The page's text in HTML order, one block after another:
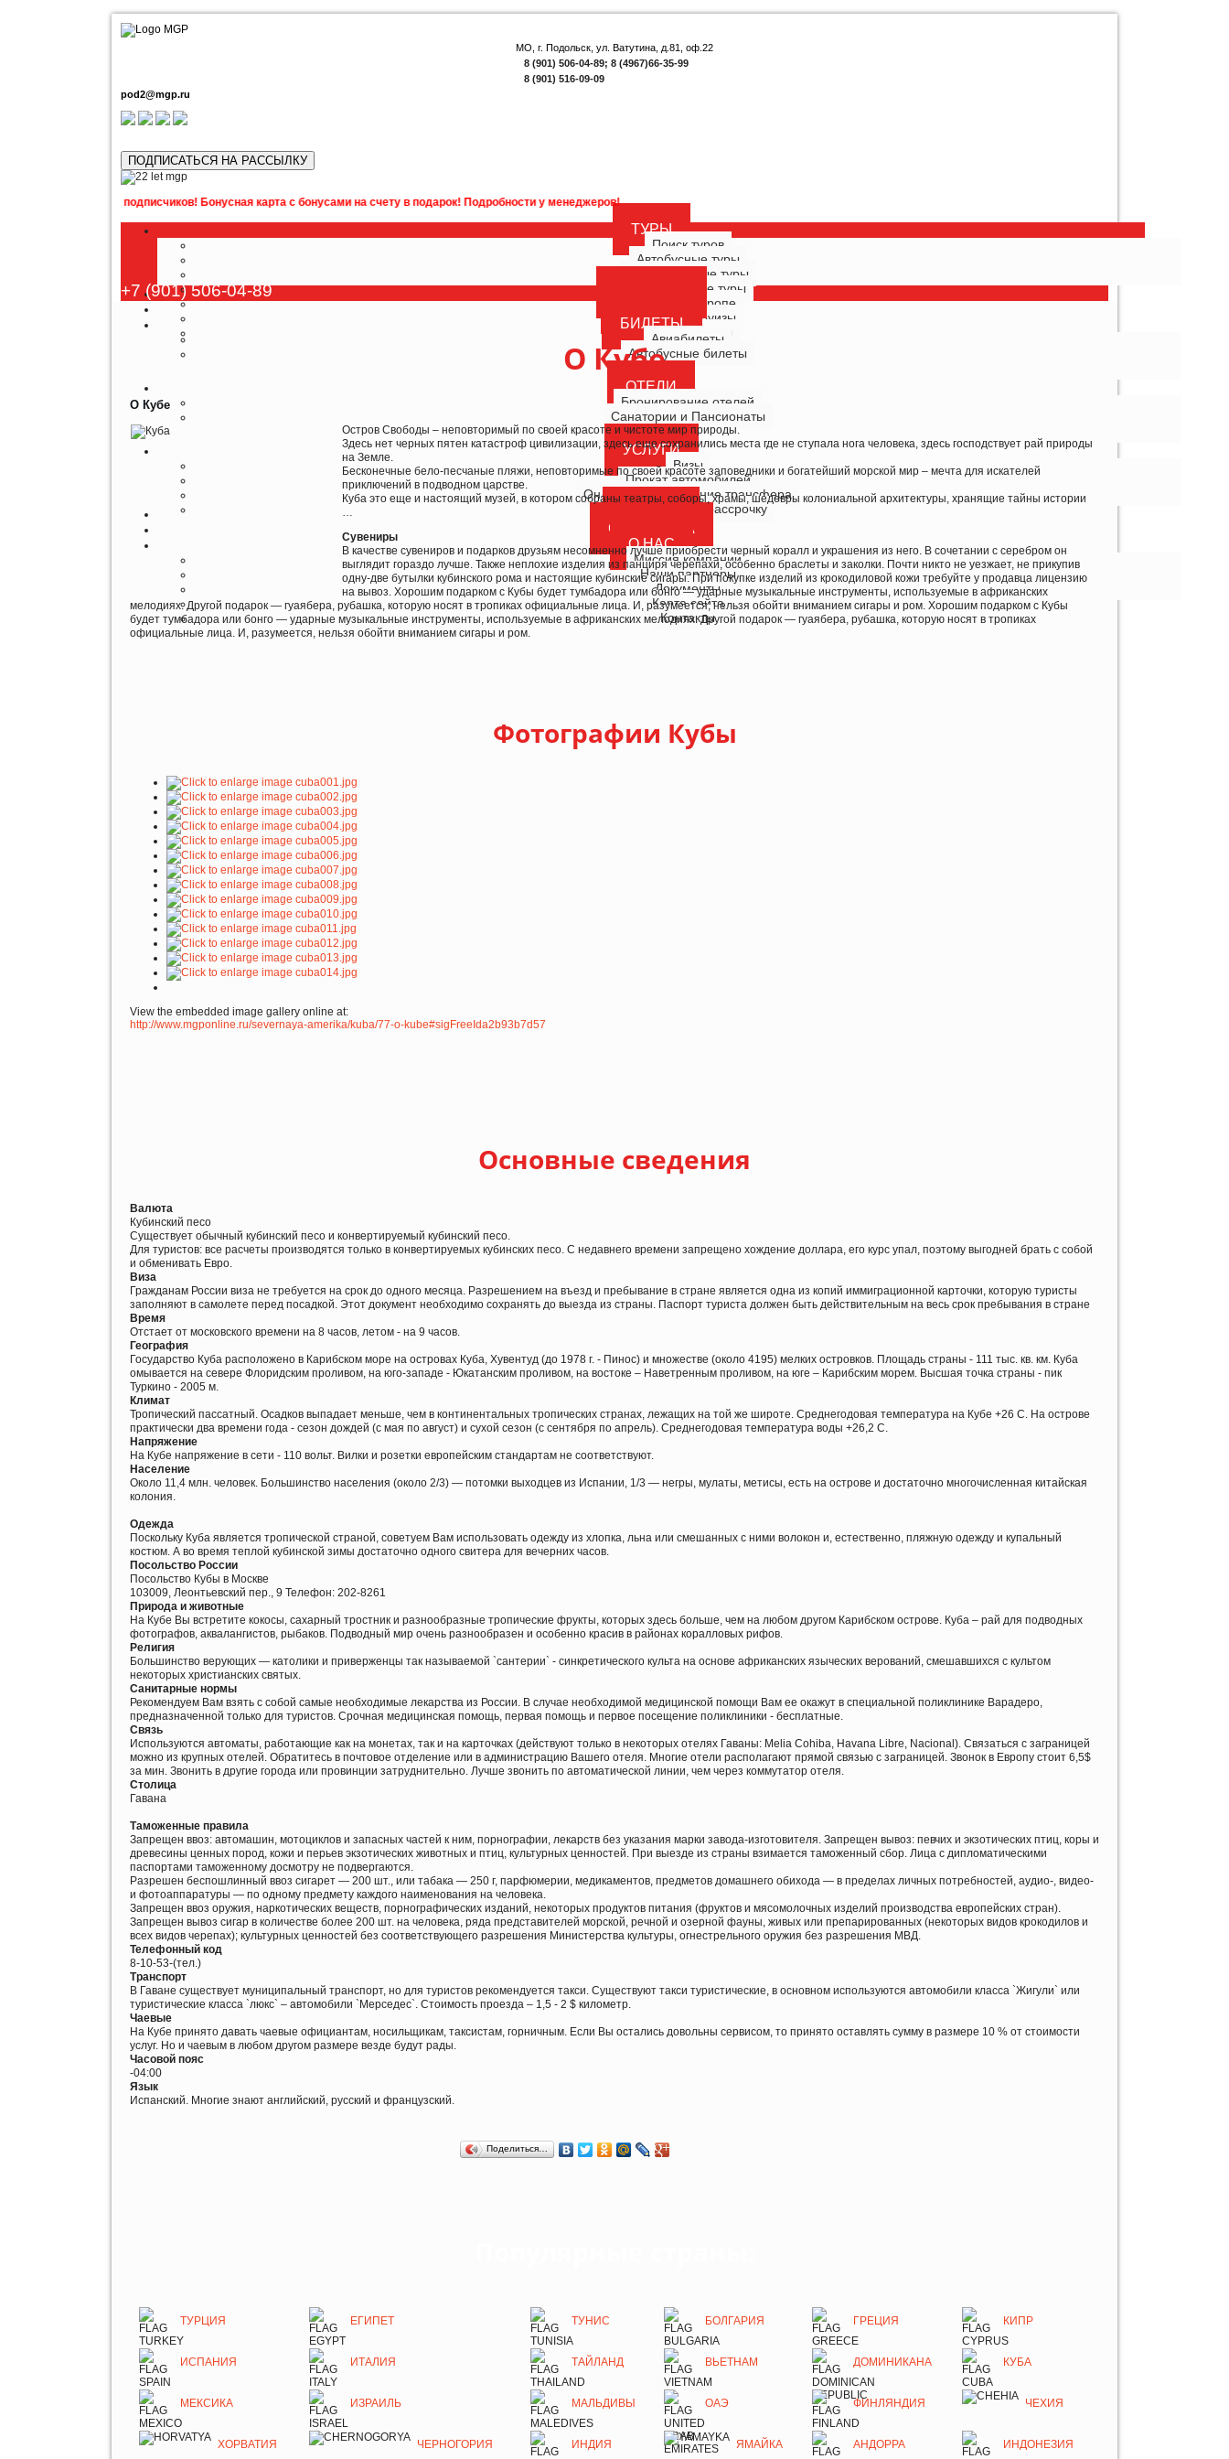
МО, г. Подольск, ул. Ватутина, д.81, оф.22
8 (901) 506-04-89; 8 (4967)66-35-99
8 (901) 516-09-09
pod2@mgp.ru
ПОДПИСАТЬСЯ НА РАССЫЛКУ
наших подписчиков! Бонусная карта с бонусами на счету в подарок! Подробности у менеджеров!
ТУРЫ
Поиск туров
Автобусные туры
Многодневные туры
Однодневные туры
Туры по Европе
Морские круизы
Речные круизы
БИЛЕТЫ
Авиабилеты
Автобусные билеты
ОТЕЛИ
Бронирование отелей
Санатории и Пансионаты
УСЛУГИ
Визы
Прокат автомобилей
Онлайн-бронирование трансфера
Туры в кредит и рассрочку
СТРАХОВКА
О НАС
Миссия компании
Наши партнеры
Документы
Карта сайта
Контакты
+7 (901) 506-04-89
О Кубе
О Кубе
Остров Свободы – неповторимый по своей красоте и чистоте мир природы.
Здесь нет черных пятен катастроф цивилизации, здесь еще сохранились места где не ступала нога человека, здесь господствует рай природы
на Земле.
Бесконечные бело-песчаные пляжи, неповторимые по своей красоте заповедники и богатейший морской мир – мечта для искателей
приключений в подводном царстве.
Куба это еще и настоящий музей, в котором собраны театры, соборы, храмы, шедевры колониальной архитектуры, хранящие тайны истории
…
Сувениры
В качестве сувениров и подарков друзьям несомненно лучше приобрести черный коралл и украшения из него. В сочетании с серебром он
выглядит гораздо лучше. Также неплохие изделия из панциря черепахи, особенно браслеты и заколки. Почти никто не уезжает, не прикупив
одну-две бутылки кубинского рома и настоящие кубинские сигары. При покупке изделий из крокодиловой кожи требуйте у продавца лицензию
на вывоз. Хорошим подарком с Кубы будет тумбадора или бонго — ударные музыкальные инструменты, используемые в африканских
мелодиях. Другой подарок — гуаябера, рубашка, которую носят в тропиках официальные лица. И, разумеется, нельзя обойти вниманием сигары и ром. Хорошим подарком с Кубы
будет тумбадора или бонго — ударные музыкальные инструменты, используемые в африканских мелодиях. Другой подарок — гуаябера, рубашка, которую носят в тропиках
официальные лица. И, разумеется, нельзя обойти вниманием сигары и ром.
Фотографии Кубы
View the embedded image gallery online at:
http://www.mgponline.ru/severnaya-amerika/kuba/77-o-kube#sigFreeIda2b93b7d57
Основные сведения
Валюта
Кубинский песо
Существует обычный кубинский песо и конвертируемый кубинский песо.
Для туристов: все расчеты производятся только в конвертируемых кубинских песо. С недавнего времени запрещено хождение доллара, его курс упал, поэтому выгодней брать с собой
и обменивать Евро.
Виза
Гражданам России виза не требуется на срок до одного месяца. Разрешением на въезд и пребывание в стране является одна из копий иммиграционной карточки, которую туристы
заполняют в самолете перед посадкой. Этот документ необходимо сохранять до выезда из страны. Паспорт туриста должен быть действительным на весь срок пребывания в стране
Время
Отстает от московского времени на 8 часов, летом - на 9 часов.
География
Государство Куба расположено в Карибском море на островах Куба, Хувентуд (до 1978 г. - Пинос) и множестве (около 4195) мелких островков. Площадь страны - 111 тыс. кв. км. Куба
омывается на севере Флоридским проливом, на юго-западе - Юкатанским проливом, на востоке – Наветренным проливом, на юге – Карибским морем. Высшая точка страны - пик
Туркино - 2005 м.
Климат
Тропический пассатный. Осадков выпадает меньше, чем в континентальных тропических странах, лежащих на той же широте. Среднегодовая температура на Кубе +26 С. На острове
практически два времени года - сезон дождей (с мая по август) и сухой сезон (с сентября по апрель). Среднегодовая температура воды +26,2 С.
Напряжение
На Кубе напряжение в сети - 110 вольт. Вилки и розетки европейским стандартам не соответствуют.
Население
Около 11,4 млн. человек. Большинство населения (около 2/3) — потомки выходцев из Испании, 1/3 — негры, мулаты, метисы, есть на острове и достаточно многочисленная китайская
колония.
Одежда
Поскольку Куба является тропической страной, советуем Вам использовать одежду из хлопка, льна или смешанных с ними волокон и, естественно, пляжную одежду и купальный
костюм. А во время теплой кубинской зимы достаточно одного свитера для вечерних часов.
Посольство России
Посольство Кубы в Москве
103009, Леонтьевский пер., 9 Телефон: 202-8261
Природа и животные
На Кубе Вы встретите кокосы, сахарный тростник и разнообразные тропические фрукты, которых здесь больше, чем на любом другом Карибском острове. Куба – рай для подводных
фотографов, аквалангистов, рыбаков. Подводный мир очень разнообразен и особенно красив в районах коралловых рифов.
Религия
Большинство верующих — католики и приверженцы так называемой `сантерии` - синкретического культа на основе африканских языческих верований, смешавшихся с культом
некоторых христианских святых.
Санитарные нормы
Рекомендуем Вам взять с собой самые необходимые лекарства из России. В случае необходимой медицинской помощи Вам ее окажут в специальной поликлинике Варадеро,
предназначенной только для туристов. Срочная медицинская помощь, первая помощь и первое посещение поликлиники - бесплатные.
Связь
Используются автоматы, работающие как на монетах, так и на карточках (действуют только в некоторых отелях Гаваны: Melia Cohiba, Havana Libre, Nacional). Связаться с заграницей
можно из крупных отелей. Обратитесь в почтовое отделение или в администрацию Вашего отеля. Многие отели располагают прямой связью с заграницей. Звонок в Европу стоит 6,5$
за мин. Звонить в другие города или провинции затруднительно. Лучше звонить по автоматической линии, чем через коммутатор отеля.
Столица
Гавана
Таможенные правила
Запрещен ввоз: автомашин, мотоциклов и запасных частей к ним, порнографии, лекарств без указания марки завода-изготовителя. Запрещен вывоз: певчих и экзотических птиц, коры и
древесины ценных пород, кожи и перьев экзотических животных и птиц, культурных ценностей. При выезде из страны взимается таможенный сбор. Лица с дипломатическими
паспортами таможенному досмотру не подвергаются.
Разрешен беспошлинный ввоз сигарет — 200 шт., или табака — 250 г, парфюмерии, медикаментов, предметов домашнего обихода — в пределах личных потребностей, аудио-, видео-
и фотоаппаратуры — по одному предмету каждого наименования на человека.
Запрещен ввоз оружия, наркотических веществ, порнографических изданий, некоторых продуктов питания (фруктов и мясомолочных изделий производства европейских стран).
Запрещен вывоз сигар в количестве более 200 шт. на человека, ряда представителей морской, речной и озерной фауны, живых или препарированных (некоторых видов крокодилов и
всех видов черепах); культурных ценностей без соответствующего разрешения Министерства культуры, огнестрельного оружия без разрешения МВД.
Телефонный код
8-10-53-(тел.)
Транспорт
В Гаване существует муниципальный транспорт, но для туристов рекомендуется такси. Существуют такси туристические, в основном используются автомобили класса `Жигули` или
туристические класса `люкс` – автомобили `Мерседес`. Стоимость проезда – 1,5 - 2 $ километр.
Чаевые
На Кубе принято давать чаевые официантам, носильщикам, таксистам, горничным. Если Вы остались довольны сервисом, то принято оставлять сумму в размере 10 % от стоимости
услуг. Но и чаевым в любом другом размере везде будут рады.
Часовой пояс
-04:00
Язык
Испанский. Многие знают английский, русский и французский.
Поделиться…
ТУРЦИЯ ЕГИПЕТ ТУНИС БОЛГАРИЯ ГРЕЦИЯ КИПР
ИСПАНИЯ ИТАЛИЯ ТАЙЛАНД ВЬЕТНАМ ДОМИНИКАНА КУБА
МЕКСИКА ИЗРАИЛЬ МАЛЬДИВЫ ОАЭ ФИНЛЯНДИЯ ЧЕХИЯ
ХОРВАТИЯ ЧЕРНОГОРИЯ ИНДИЯ ЯМАЙКА АНДОРРА ИНДОНЕЗИЯ